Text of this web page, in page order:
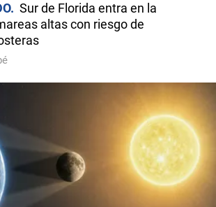
Sur de Florida entra en la
altas con riesgo de